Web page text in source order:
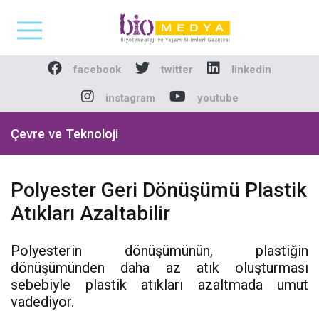
Biomedya -
facebook twitter linkedin
instagram youtube
Çevre ve Teknoloji
Polyester Geri Dönüşümü Plastik
Atıkları Azaltabilir
Polyesterin dönüşümünün, plastiğin
dönüşümünden daha az atık oluşturması
sebebiyle plastik atıkları azaltmada umut
vadediyor.